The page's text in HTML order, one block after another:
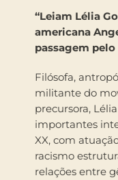
“Leiam Lélia
americana
passagem pelo
Filósofa,
militante do
precursora,
importantes
XX, com
racismo
relações entre